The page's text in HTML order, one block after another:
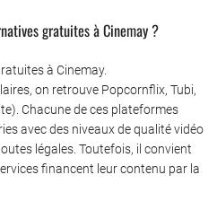
gratuites à Cinemay ?
à Cinemay.
on retrouve Popcornflix, Tubi,
Chacune de ces plateformes
avec des niveaux de qualité vidéo
légales. Toutefois, il convient
financent leur contenu par la